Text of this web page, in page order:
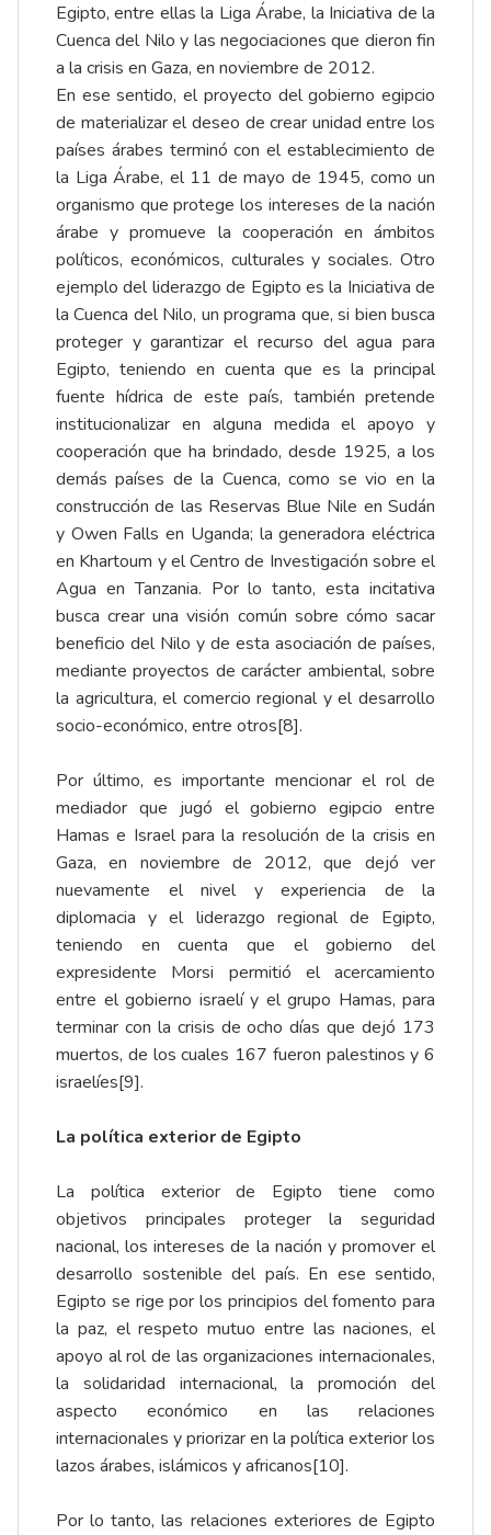
Egipto, entre ellas la Liga Árabe, la Iniciativa de la
Cuenca del Nilo y las negociaciones que dieron fin
a la crisis en Gaza, en noviembre de 2012.
En ese sentido, el proyecto del gobierno egipcio
de materializar el deseo de crear unidad entre los
países árabes terminó con el establecimiento de
la Liga Árabe, el 11 de mayo de 1945, como un
organismo que protege los intereses de la nación
árabe y promueve la cooperación en ámbitos
políticos, económicos, culturales y sociales. Otro
ejemplo del liderazgo de Egipto es la Iniciativa de
la Cuenca del Nilo, un programa que, si bien busca
proteger y garantizar el recurso del agua para
Egipto, teniendo en cuenta que es la principal
fuente hídrica de este país, también pretende
institucionalizar en alguna medida el apoyo y
cooperación que ha brindado, desde 1925, a los
demás países de la Cuenca, como se vio en la
construcción de las Reservas Blue Nile en Sudán
y Owen Falls en Uganda; la generadora eléctrica
en Khartoum y el Centro de Investigación sobre el
Agua en Tanzania. Por lo tanto, esta incitativa
busca crear una visión común sobre cómo sacar
beneficio del Nilo y de esta asociación de países,
mediante proyectos de carácter ambiental, sobre
la agricultura, el comercio regional y el desarrollo
socio-económico, entre otros[8].
Por último, es importante mencionar el rol de
mediador que jugó el gobierno egipcio entre
Hamas e Israel para la resolución de la crisis en
Gaza, en noviembre de 2012, que dejó ver
nuevamente el nivel y experiencia de la
diplomacia y el liderazgo regional de Egipto,
teniendo en cuenta que el gobierno del
expresidente Morsi permitió el acercamiento
entre el gobierno israelí y el grupo Hamas, para
terminar con la crisis de ocho días que dejó 173
muertos, de los cuales 167 fueron palestinos y 6
israelíes[9].
La política exterior de Egipto
La política exterior de Egipto tiene como
objetivos principales proteger la seguridad
nacional, los intereses de la nación y promover el
desarrollo sostenible del país. En ese sentido,
Egipto se rige por los principios del fomento para
la paz, el respeto mutuo entre las naciones, el
apoyo al rol de las organizaciones internacionales,
la solidaridad internacional, la promoción del
aspecto económico en las relaciones
internacionales y priorizar en la política exterior los
lazos árabes, islámicos y africanos[10].
Por lo tanto, las relaciones exteriores de Egipto